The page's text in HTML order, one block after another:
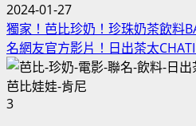
2024-01-27
獨家！芭比珍奶！珍珠奶茶飲料
名網友官方影片！日出茶太
3